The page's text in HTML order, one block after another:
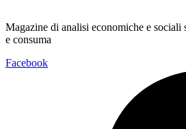
Magazine di analisi economiche e sociali
e consuma
Facebook